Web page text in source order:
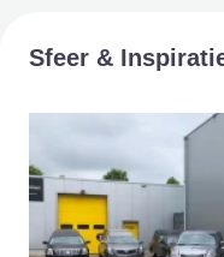
Sfeer &